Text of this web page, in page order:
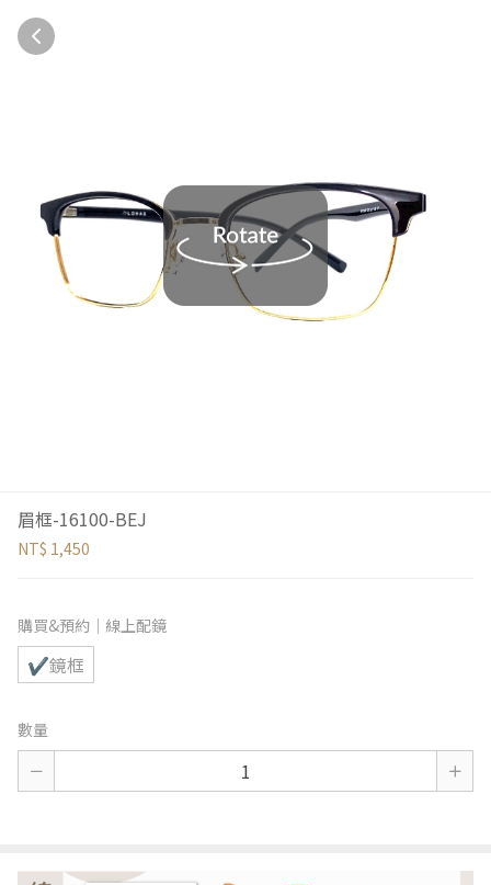
眉框-16100-BEJ
NT$ 1,450
購買&預約｜線上配鏡
✔鏡框
數量